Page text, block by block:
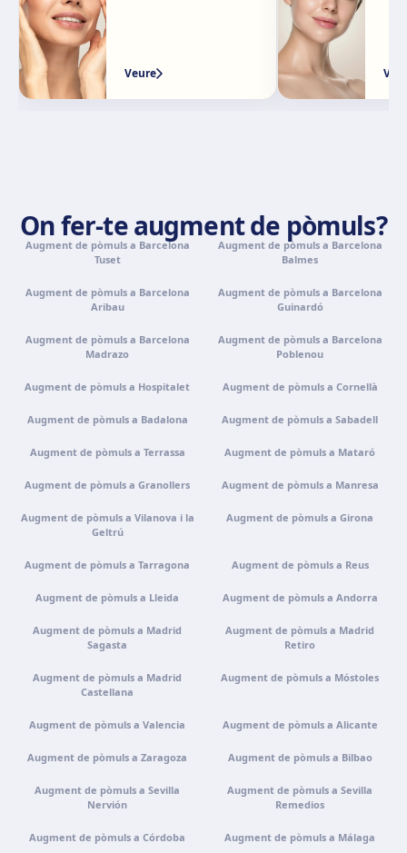
Com arribar
Granada
Avenida Constitución, 42, 1.º A, 18014 Granada
Illes Balears
Com arribarVeure clínica
Tenerife
Tenerife
Com arribarVeure clínica
Portugal · Famalicão
nº 1, 4770-269 Vermoim, Portugal
Com arribarVeure clínica
Portugal · Guimarães
Rua do Pomardufe, 283, 4805-299 Guimarães, Portugal
Com arribar
Clínica virtual
Com arribarVeure clínica
Veure
On fer-te augment de pòmuls?
Augment de pòmuls a Barcelona
Tuset
Augment de pòmuls a Barcelona
Balmes
Augment de pòmuls a Barcelona
Aribau
Augment de pòmuls a Barcelona
Guinardó
Augment de pòmuls a Barcelona
Madrazo
Augment de pòmuls a Barcelona
Poblenou
Augment de pòmuls a Hospitalet Augment de pòmuls a Cornellà
Augment de pòmuls a Badalona Augment de pòmuls a Sabadell
Augment de pòmuls a Terrassa Augment de pòmuls a Mataró
Augment de pòmuls a Granollers Augment de pòmuls a Manresa
Augment de pòmuls a Vilanova i la
Geltrú
Augment de pòmuls a Girona
Augment de pòmuls a Tarragona Augment de pòmuls a Reus
Augment de pòmuls a Lleida Augment de pòmuls a Andorra
Augment de pòmuls a Madrid
Sagasta
Augment de pòmuls a Madrid
Retiro
Augment de pòmuls a Madrid
Castellana
Augment de pòmuls a Móstoles
Augment de pòmuls a Valencia Augment de pòmuls a Alicante
Augment de pòmuls a Zaragoza Augment de pòmuls a Bilbao
Augment de pòmuls a Sevilla
Nervión
Augment de pòmuls a Sevilla
Remedios
Augment de pòmuls a Córdoba Augment de pòmuls a Málaga